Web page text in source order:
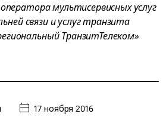
мультисервисных услуг
связи и услуг транзита
ТранзитТелеком»
17 ноября 2016